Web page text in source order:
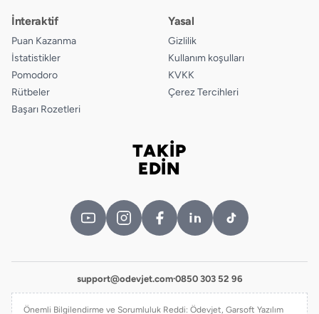
İnteraktif
Puan Kazanma
İstatistikler
Pomodoro
Rütbeler
Başarı Rozetleri
Yasal
Gizlilik
Kullanım koşulları
KVKK
Çerez Tercihleri
TAKİP
EDİN
support@odevjet.com·0850 303 52 96
Önemli Bilgilendirme ve Sorumluluk Reddi: Ödevjet, Garsoft Yazılım